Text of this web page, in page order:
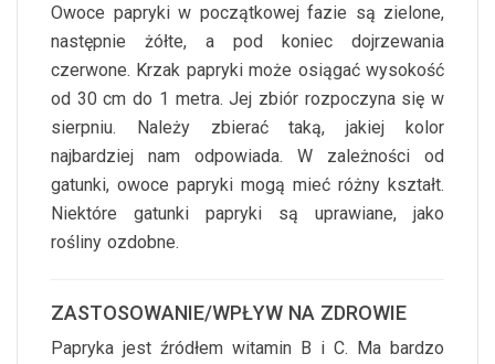
Owoce papryki w początkowej fazie są zielone,
następnie żółte, a pod koniec dojrzewania
czerwone. Krzak papryki może osiągać wysokość
od 30 cm do 1 metra. Jej zbiór rozpoczyna się w
sierpniu. Należy zbierać taką, jakiej kolor
najbardziej nam odpowiada. W zależności od
gatunki, owoce papryki mogą mieć różny kształt.
Niektóre gatunki papryki są uprawiane, jako
rośliny ozdobne.
ZASTOSOWANIE/WPŁYW NA ZDROWIE
Papryka jest źródłem witamin B i C. Ma bardzo